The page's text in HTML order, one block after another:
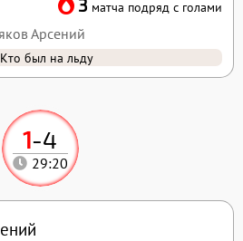
1-4
29:20
3 матча подряд с голами
Арсений
Кто был на льду